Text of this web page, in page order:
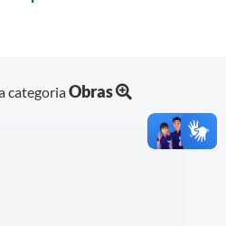
categoriaObras